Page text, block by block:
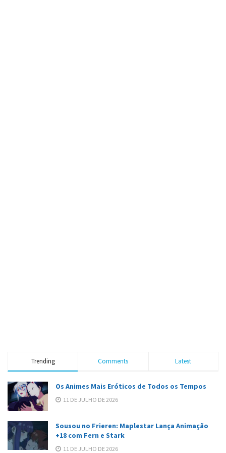
Trending Comments Latest
Os Animes Mais Eróticos de Todos os Tempos
11 DE JULHO DE 2026
Sousou no Frieren: Maplestar Lança Animação
+18 com Fern e Stark
11 DE JULHO DE 2026